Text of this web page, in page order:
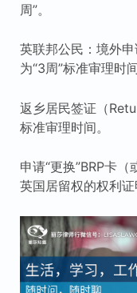
周”。
英联邦公民：境外
为“3周”标准审理时间
返乡居民签证（
标准审理时间。
申请“更换”BRP卡（
英国居留权的权利证